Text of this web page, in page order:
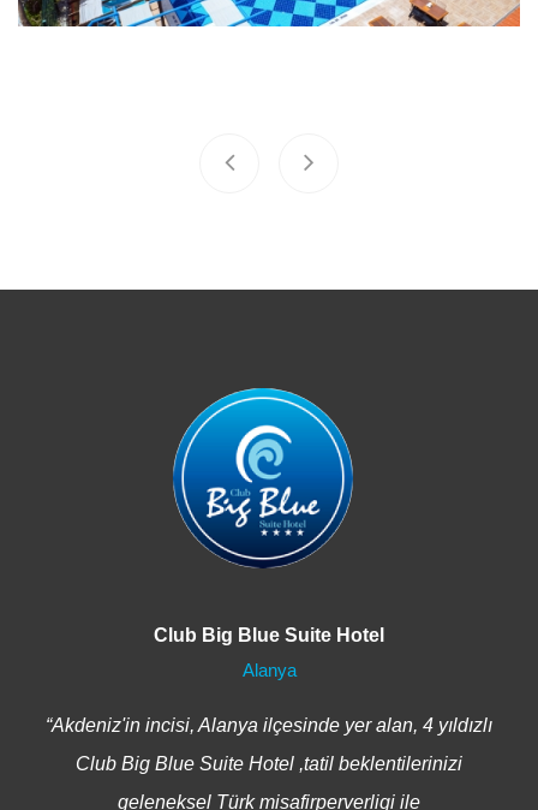
Club Big Blue Suite Hotel
Alanya
“Akdeniz'in incisi, Alanya ilçesinde yer alan, 4 yıldızlı
Club Big Blue Suite Hotel ,tatil beklentilerinizi
geleneksel Türk misafirperverligi ile